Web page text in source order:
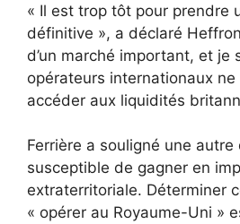
« Il est trop tôt pour prendre
définitive », a déclaré
d’un marché important, et je
opérateurs internationaux
accéder aux liquidités
Ferrière a souligné une autre
susceptible de gagner en
extraterritoriale. Déterminer
« opérer au Royaume-Uni »